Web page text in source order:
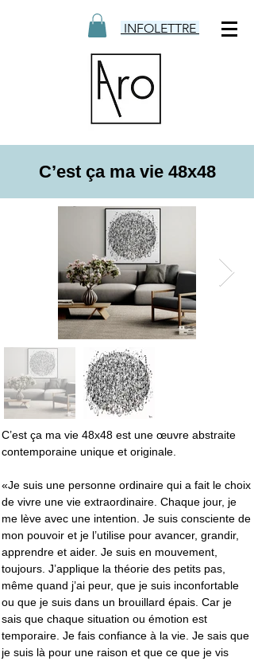
INFOLETTRE
C’est ça ma vie 48x48
C’est ça ma vie 48x48 est une œuvre abstraite
contemporaine unique et originale.
«Je suis une personne ordinaire qui a fait le choix
de vivre une vie extraordinaire. Chaque jour, je
me lève avec une intention. Je suis consciente de
mon pouvoir et je l’utilise pour avancer, grandir,
apprendre et aider. Je suis en mouvement,
toujours. J’applique la théorie des petits pas,
même quand j’ai peur, que je suis inconfortable
ou que je suis dans un brouillard épais. Car je
sais que chaque situation ou émotion est
temporaire. Je fais confiance à la vie. Je sais que
je suis là pour une raison et que ce que je vis